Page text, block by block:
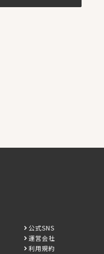
公式SNS
運営会社
利用規約